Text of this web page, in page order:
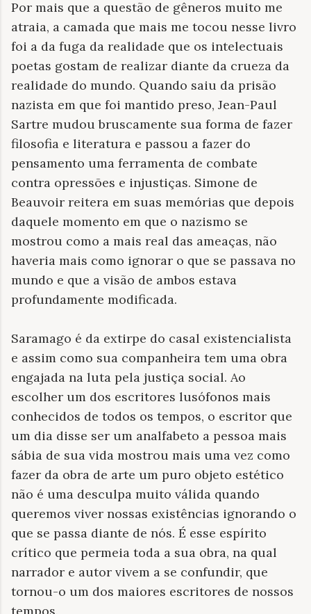
Por mais que a questão de gêneros muito me
atraia, a camada que mais me tocou nesse livro
foi a da fuga da realidade que os intelectuais
poetas gostam de realizar diante da crueza da
realidade do mundo. Quando saiu da prisão
nazista em que foi mantido preso, Jean-Paul
Sartre mudou bruscamente sua forma de fazer
filosofia e literatura e passou a fazer do
pensamento uma ferramenta de combate
contra opressões e injustiças. Simone de
Beauvoir reitera em suas memórias que depois
daquele momento em que o nazismo se
mostrou como a mais real das ameaças, não
haveria mais como ignorar o que se passava no
mundo e que a visão de ambos estava
profundamente modificada.
Saramago é da extirpe do casal existencialista
e assim como sua companheira tem uma obra
engajada na luta pela justiça social. Ao
escolher um dos escritores lusófonos mais
conhecidos de todos os tempos, o escritor que
um dia disse ser um analfabeto a pessoa mais
sábia de sua vida mostrou mais uma vez como
fazer da obra de arte um puro objeto estético
não é uma desculpa muito válida quando
queremos viver nossas existências ignorando o
que se passa diante de nós. É esse espírito
crítico que permeia toda a sua obra, na qual
narrador e autor vivem a se confundir, que
tornou-o um dos maiores escritores de nossos
tempos.